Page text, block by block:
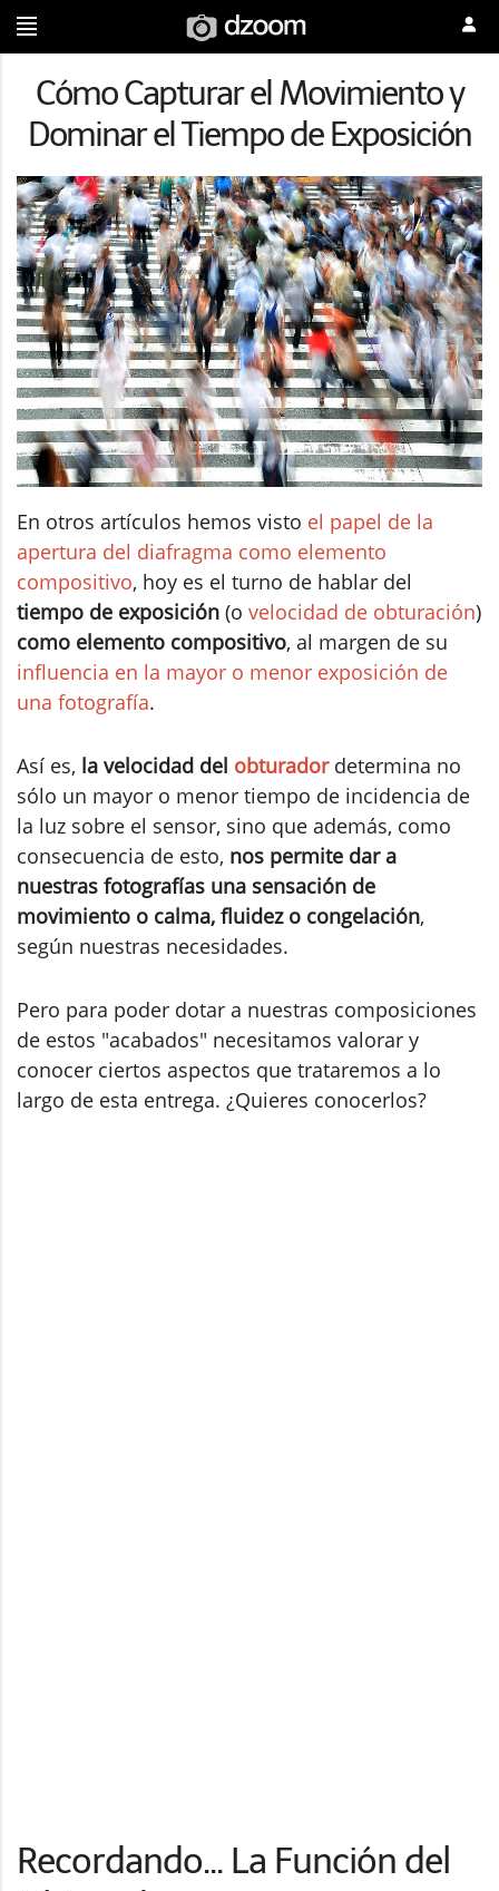
Cómo Capturar el Movimiento y
Dominar el Tiempo de Exposición
En otros artículos hemos visto el papel de la
apertura del diafragma como elemento
compositivo, hoy es el turno de hablar del
tiempo de exposición (o velocidad de obturación)
como elemento compositivo, al margen de su
influencia en la mayor o menor exposición de
una fotografía.
Así es, la velocidad del obturadordetermina no
sólo un mayor o menor tiempo de incidencia de
la luz sobre el sensor, sino que además, como
consecuencia de esto, nos permite dar a
nuestras fotografías una sensación de
movimiento o calma, fluidez o congelación,
según nuestras necesidades.
Pero para poder dotar a nuestras composiciones
de estos "acabados" necesitamos valorar y
conocer ciertos aspectos que trataremos a lo
largo de esta entrega. ¿Quieres conocerlos?
Recordando... La Función del